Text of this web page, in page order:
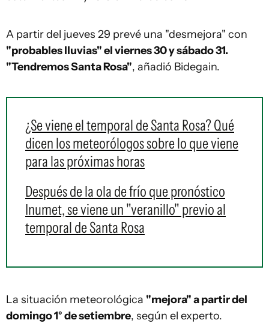
A partir del jueves 29 prevé una "desmejora" con
"probables lluvias" el viernes 30 y sábado 31.
"Tendremos Santa Rosa", añadió Bidegain.
¿Se viene el temporal de Santa Rosa? Qué
dicen los meteorólogos sobre lo que viene
para las próximas horas
Después de la ola de frío que pronóstico
Inumet, se viene un "veranillo" previo al
temporal de Santa Rosa
La situación meteorológica "mejora" a partir del
domingo 1° de setiembre, según el experto.